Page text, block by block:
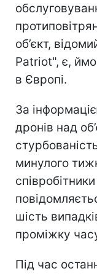
об’єкт,
Patriot", є,
в Європі.
За
дронів над
минулого
шість
проміжку
Під час